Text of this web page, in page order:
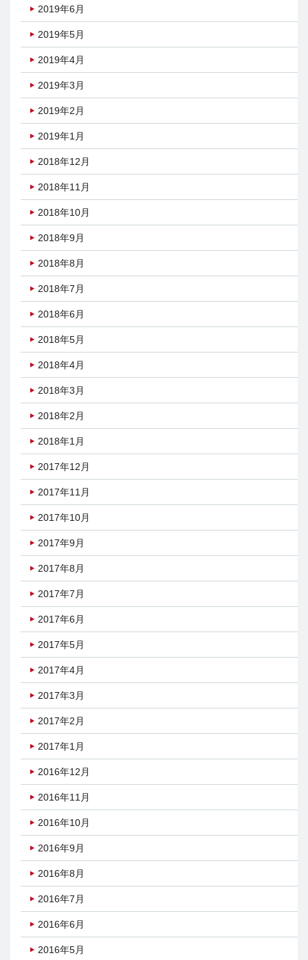
2019年6月
2019年5月
2019年4月
2019年3月
2019年2月
2019年1月
2018年12月
2018年11月
2018年10月
2018年9月
2018年8月
2018年7月
2018年6月
2018年5月
2018年4月
2018年3月
2018年2月
2018年1月
2017年12月
2017年11月
2017年10月
2017年9月
2017年8月
2017年7月
2017年6月
2017年5月
2017年4月
2017年3月
2017年2月
2017年1月
2016年12月
2016年11月
2016年10月
2016年9月
2016年8月
2016年7月
2016年6月
2016年5月